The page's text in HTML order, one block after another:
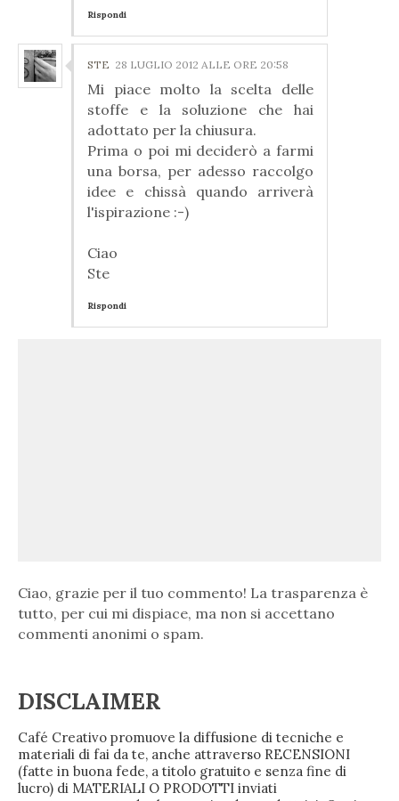
Rispondi
STE 28 LUGLIO 2012 ALLE ORE 20:58
Mi piace molto la scelta delle
stoffe e la soluzione che hai
adottato per la chiusura.
Prima o poi mi deciderò a farmi
una borsa, per adesso raccolgo
idee e chissà quando arriverà
l'ispirazione :-)
Ciao
Ste
Rispondi
Ciao, grazie per il tuo commento! La trasparenza è
tutto, per cui mi dispiace, ma non si accettano
commenti anonimi o spam.
DISCLAIMER
Café Creativo promuove la diffusione di tecniche e
materiali di fai da te, anche attraverso RECENSIONI
(fatte in buona fede, a titolo gratuito e senza fine di
lucro) di MATERIALI O PRODOTTI inviati